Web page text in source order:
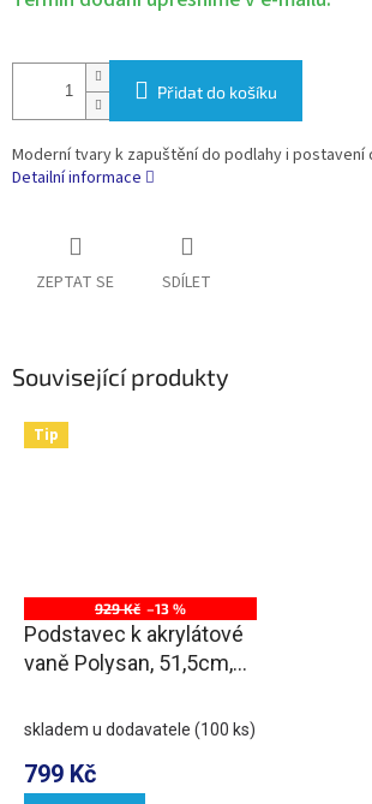
Přidat do košíku
Moderní tvary k zapuštění do podlahy i postavení
Detailní informace
ZEPTAT SE SDÍLET
Související produkty
Tip
929 Kč –13 %
Podstavec k akrylátové
vaně Polysan, 51,5cm,
skladem u dodavatele (100 ks)
799 Kč